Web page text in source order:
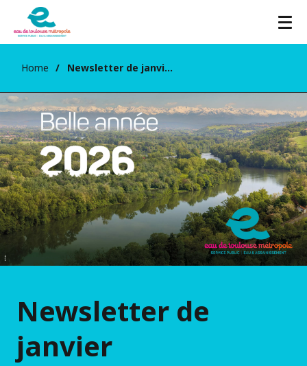
Home Newsletter de janvier
Newsletter de
janvier